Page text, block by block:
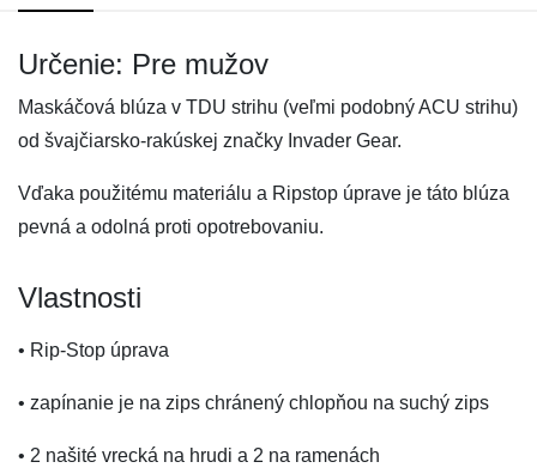
Určenie: Pre mužov
Maskáčová blúza v TDU strihu (veľmi podobný ACU strihu)
od švajčiarsko-rakúskej značky Invader Gear.
Vďaka použitému materiálu a Ripstop úprave je táto blúza
pevná a odolná proti opotrebovaniu.
Vlastnosti
• Rip-Stop úprava
• zapínanie je na zips chránený chlopňou na suchý zips
• 2 našité vrecká na hrudi a 2 na ramenách